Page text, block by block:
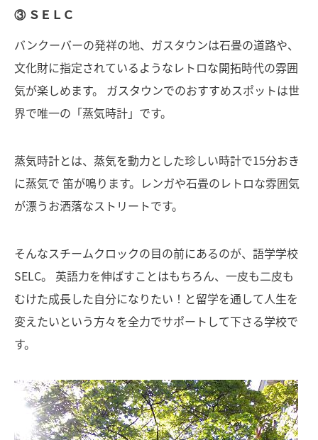
③ ＳＥＬＣ
バンクーバーの発祥の地、ガスタウンは石畳の道路や、
文化財に指定されているようなレトロな開拓時代の雰囲
気が楽しめます。 ガスタウンでのおすすめスポットは世
界で唯一の「蒸気時計」です。
蒸気時計とは、蒸気を動力とした珍しい時計で15分おき
に蒸気で 笛が鳴ります。レンガや石畳のレトロな雰囲気
が漂うお洒落なストリートです。
そんなスチームクロックの目の前にあるのが、語学学校
SELC。 英語力を伸ばすことはもちろん、一皮も二皮も
むけた成長した自分になりたい！と留学を通して人生を
変えたいという方々を全力でサポートして下さる学校で
す。